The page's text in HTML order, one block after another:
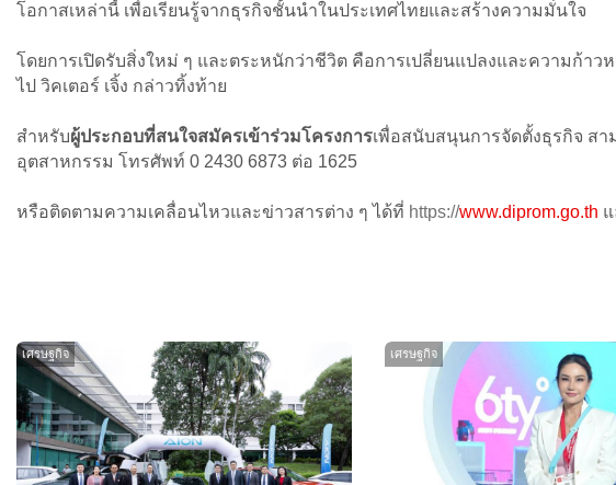
โอกาสเหล่านี้ เพื่อเรียนรู้จากธุรกิจชั้นนำในประเทศไทยและสร้างความมั่นใจ
โดยการเปิดรับสิ่งใหม่ ๆ และตระหนักว่าชีวิต คือการเปลี่ยนแปลงและความก้
ไป วิคเตอร์ เจิ้ง กล่าวทิ้งท้าย
สำหรับผู้ประกอบที่สนใจสมัครเข้าร่วมโครงการเพื่อสนับสนุนการจัดตั้งธุรกิจ ส
อุตสาหกรรม โทรศัพท์ 0 2430 6873 ต่อ 1625
หรือติดตามความเคลื่อนไหวและข่าวสารต่าง ๆ ได้ที่ https://www.diprom.go.th
เศรษฐกิจ เศรษฐกิจ